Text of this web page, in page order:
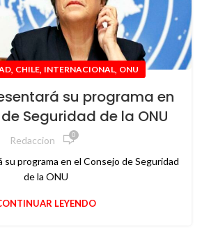
, CHILE, INTERNACIONAL, ONU
su programa en
Seguridad de la ONU
Redaccion 0
programa en el Consejo de Seguridad
de la ONU
LEYENDO